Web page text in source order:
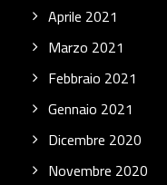
Aprile 2021
Marzo 2021
Febbraio 2021
Gennaio 2021
Dicembre 2020
Novembre 2020